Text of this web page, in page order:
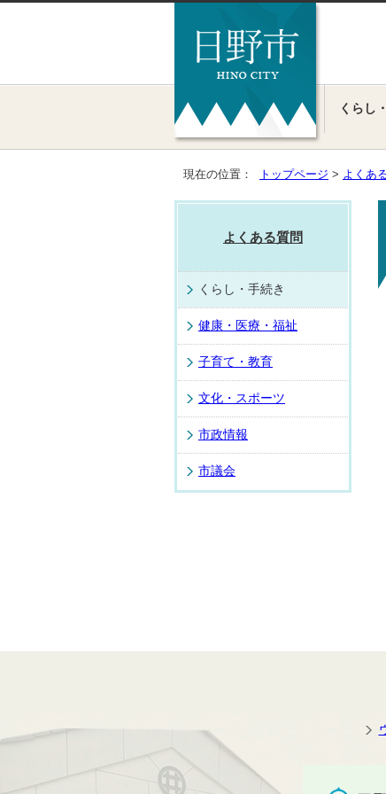
くらし
現在の位置： トップページ > よくあ
よくある質問
くらし・手続き
健康・医療・福祉
子育て・教育
文化・スポーツ
市政情報
市議会